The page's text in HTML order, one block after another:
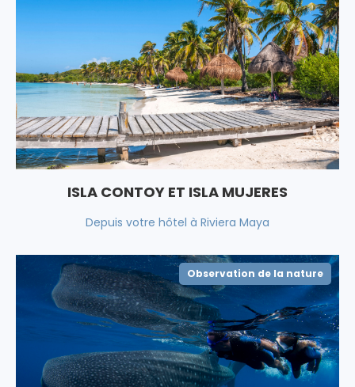
ISLA CONTOY ET ISLA MUJERES
Depuis votre hôtel à Riviera Maya
Observation de la nature